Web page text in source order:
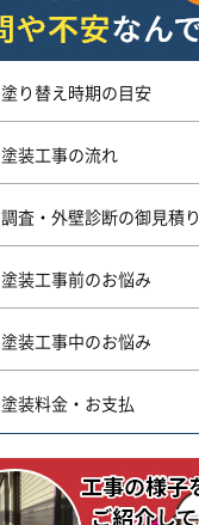
塗り替え時期の目安
塗装工事の流れ
調査・外壁診断の御見積り
塗装工事前のお悩み
塗装工事中のお悩み
塗装料金・お支払